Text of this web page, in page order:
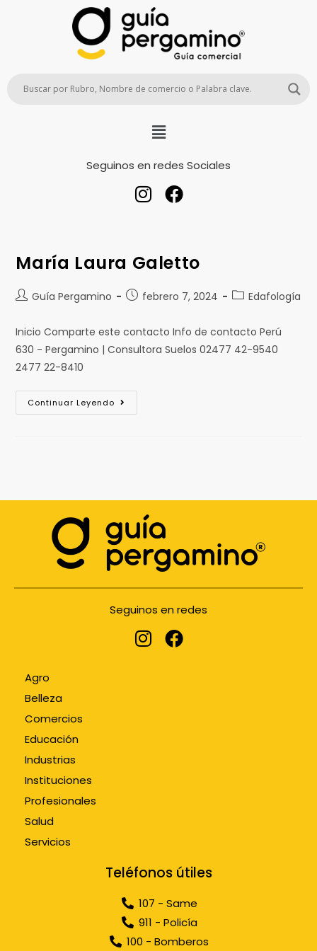
Seguinos en redes Sociales
María Laura Galetto
Guía Pergamino febrero 7, 2024 Edafología
Inicio Comparte este contacto Info de contacto Perú
630 - Pergamino | Consultora Suelos 02477 42-9540
2477 22-8410
Continuar Leyendo
Seguinos en redes
Agro
Belleza
Comercios
Educación
Industrias
Instituciones
Profesionales
Salud
Servicios
Teléfonos útiles
107 - Same
911 - Policía
100 - Bomberos